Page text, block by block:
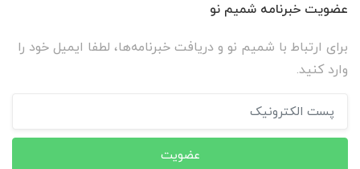
عضویت خبرنامه شمیم نو
برای ارتباط با شمیم نو و دریافت خبرنامه‌ها، لطفا ایمیل خود را
وارد کنید.
عضویت